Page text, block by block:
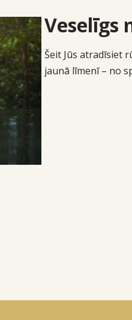
Veselīgs
Šeit Jūs atradīsiet
jaunā līmenī – no